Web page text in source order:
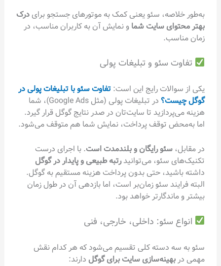
به‌طور خلاصه، سئو یعنی کمک به موتورهای جستجو برای درک
بهتر محتوای سایت شما و نمایش آن به کاربران مناسب، در
زمان مناسب.
تفاوت سئو و تبلیغات پولی
یکی از سوالات رایج این است: تفاوت سئو با تبلیغات پولی در
گوگل چیست؟
در تبلیغات پولی (مثل Google Ads)، شما
هزینه می‌پردازید تا سایت‌تان در صدر نتایج گوگل قرار گیرد.
اما به‌محض توقف پرداخت، نمایش شما هم متوقف می‌شود.
در مقابل، سئو رایگان و بلندمدت است. با اجرای درست
تکنیک‌های سئو، می‌توانیدرتبه طبیعی و پایدار در گوگل
داشته باشید، حتی بدون پرداخت هزینه مستقیم به گوگل.
البته فرایند سئو زمان‌بر است، اما بازدهی آن در طول زمان
بیشتر و ماندگارتر خواهد بود.
انواع سئو: داخلی، خارجی، فنی
سئو به سه دسته کلی تقسیم می‌شود که هر کدام نقش
مهمی در بهینه‌سازی سایت برای گوگل دارند: